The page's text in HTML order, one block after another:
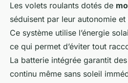
Les volets roulants dotés de
séduisent par leur autonomie
Ce système utilise l’énergie
ce qui permet d’éviter tout
La batterie intégrée garantit
continu même sans soleil